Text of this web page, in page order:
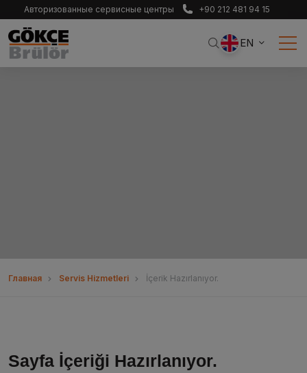
Авторизованные сервисные центры +90 212 481 94 15
EN
Главная Servis Hizmetleri İçerik Hazırlanıyor.
Sayfa İçeriği Hazırlanıyor.